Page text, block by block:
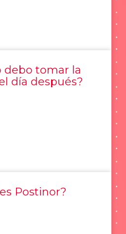
debo tomar la
día después?
Postinor?